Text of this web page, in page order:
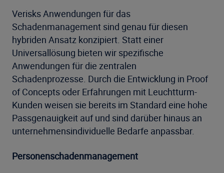
Verisks Anwendungen für das
Schadenmanagement sind genau für diesen
hybriden Ansatz konzipiert. Statt einer
Universallösung bieten wir spezifische
Anwendungen für die zentralen
Schadenprozesse. Durch die Entwicklung in Proof
of Concepts oder Erfahrungen mit Leuchtturm-
Kunden weisen sie bereits im Standard eine hohe
Passgenauigkeit auf und sind darüber hinaus an
unternehmensindividuelle Bedarfe anpassbar.
Personenschadenmanagement